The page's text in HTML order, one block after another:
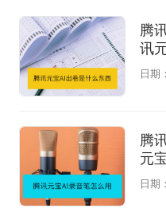
腾
讯
日期
腾
元
日期